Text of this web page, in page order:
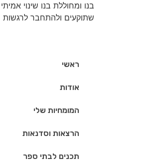
בנו ומחוללת בנו שינוי
שתוקעים ולהתחבר
ראשי
אודות
המומחיות שלי
הרצאות וסדנאות
תכנים לבתי ספר